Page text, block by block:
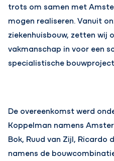
trots om samen met
mogen realiseren. Vanuit
ziekenhuisbouw, zetten wij
vakmanschap in voor een
specialistische
De overeenkomst werd
Koppelman namens
Bok, Ruud van Zijl, Ricardo
namens de